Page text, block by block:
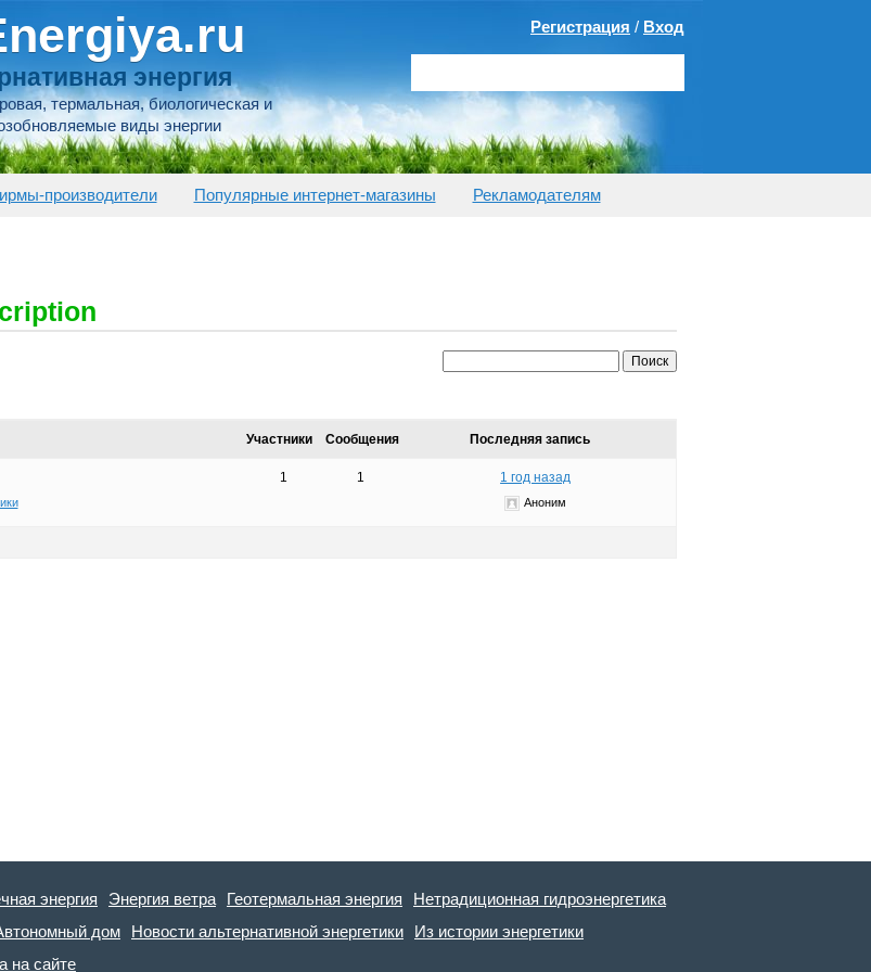
энергия
термальная, биологическая и
виды энергии
Регистрация / Вход
производители Популярные интернет-магазины Рекламодателям
Участники Сообщения Последняя запись
1 1 1 год назад
Аноним
энергия Энергия ветра Геотермальная энергия
Нетрадиционная гидроэнергетика
дом Новости альтернативной энергетики
Из истории энергетики
на сайте